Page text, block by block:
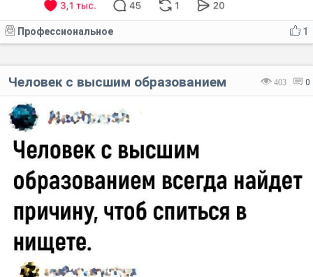
1
Профессиональное
403 0
Человек с высшим образованием